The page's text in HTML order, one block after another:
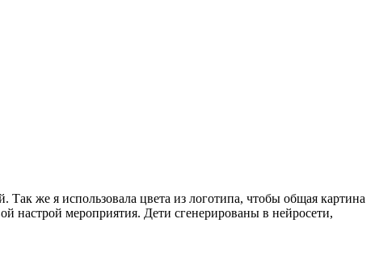
же я использовала цвета из логотипа, чтобы общая картина
настрой мероприятия. Дети сгенерированы в нейросети,